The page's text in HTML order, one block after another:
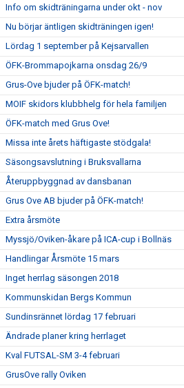
Info om skidträningarna under okt - nov
Nu börjar äntligen skidträningen igen!
Lördag 1 september på Kejsarvallen
ÖFK-Brommapojkarna onsdag 26/9
Grus-Ove bjuder på ÖFK-match!
MOIF skidors klubbhelg för hela familjen
ÖFK-match med Grus Ove!
Missa inte årets häftigaste stödgala!
Säsongsavslutning i Bruksvallarna
Återuppbyggnad av dansbanan
Grus Ove AB bjuder på ÖFK-match!
Extra årsmöte
Myssjö/Oviken-åkare på ICA-cup i Bollnäs
Handlingar Årsmöte 15 mars
Inget herrlag säsongen 2018
Kommunskidan Bergs Kommun
Sundinsrännet lördag 17 februari
Ändrade planer kring herrlaget
Kval FUTSAL-SM 3-4 februari
GrusOve rally Oviken